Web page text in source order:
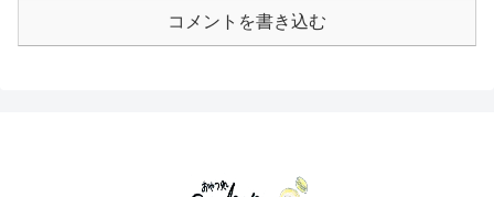
コメントを書き込む